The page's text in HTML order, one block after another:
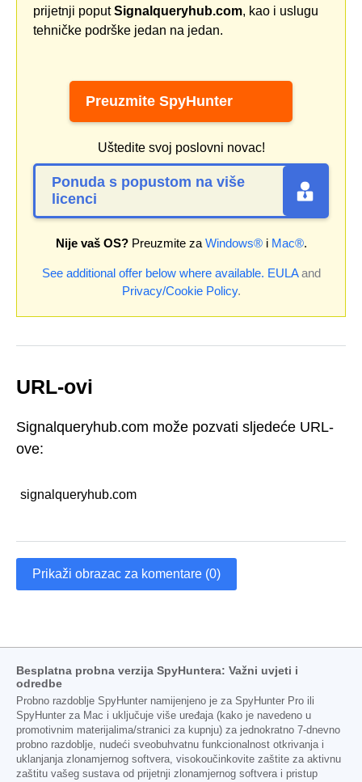
prijetnji poputSignalqueryhub.com, kao i uslugu
tehničke podrške jedan na jedan.
Preuzmite SpyHunter
Uštedite svoj poslovni novac!
Ponuda s popustom na više
licenci
Nije vaš OS?Preuzmite za Windows®i Mac®.
See additional offer below where available. EULAand
Privacy/Cookie Policy.
URL-ovi
Signalqueryhub.com može pozvati sljedeće URL-
ove:
signalqueryhub.com
Prikaži obrazac za komentare (0)
Besplatna probna verzija SpyHuntera: Važni uvjeti i
odredbe
Probno razdoblje SpyHunter namijenjeno je za SpyHunter Pro ili
SpyHunter za Mac i uključuje više uređaja (kako je navedeno u
promotivnim materijalima/stranici za kupnju) za jednokratno 7-dnevno
probno razdoblje, nudeći sveobuhvatnu funkcionalnost otkrivanja i
uklanjanja zlonamjernog softvera, visokoučinkovite zaštite za aktivnu
zaštitu vašeg sustava od prijetnji zlonamjernog softvera i pristup